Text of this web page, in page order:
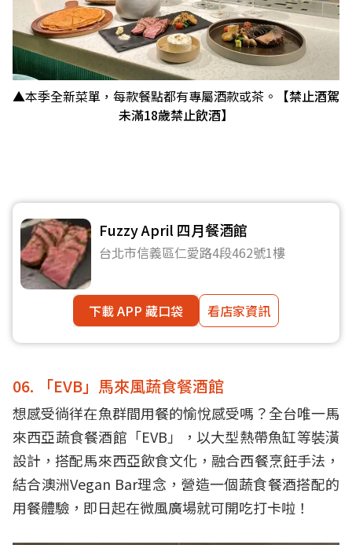
▲本季全新菜單，每款餐點都有專屬酒款或茶。
【禁止酒駕
未滿18歲禁止飲酒】
Fuzzy April 四月餐酒館
台北市信義區仁愛路4段462號1樓
下載 APP 藏口袋 看店家資訊
06. 「EVB」馬來風蔬食餐酒館
想感受徜徉在魚群間用餐的愉悅感受嗎？全台唯一馬
來西亞蔬食餐酒館「EVB」，以大型熱帶魚缸等裝潢
設計，搭配馬來西亞飲食文化，融合西餐烹飪手法，
結合澳洲Vegan Bar理念，營造一個蔬食餐酒搭配的
用餐體驗，即日起在微風廣場就可開吃打卡啦！